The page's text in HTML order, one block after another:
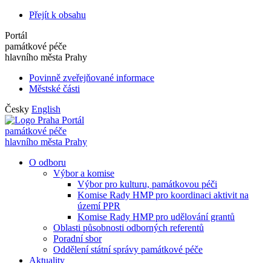
Přejít k obsahu
Portál
památkové péče
hlavního města Prahy
Povinně zveřejňované informace
Městské části
Česky English
Portál
památkové péče
hlavního města Prahy
O odboru
Výbor a komise
Výbor pro kulturu, památkovou péči
Komise Rady HMP pro koordinaci aktivit na
území PPR
Komise Rady HMP pro udělování grantů
Oblasti působnosti odborných referentů
Poradní sbor
Oddělení státní správy památkové péče
Aktuality